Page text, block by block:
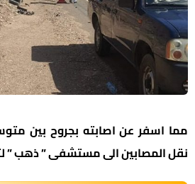
مما اسفر عن اصابته بجروح بين
نقل المصابين الى مستشفى ” ذهب ”